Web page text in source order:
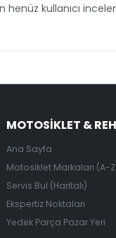
henüz kullanıcı
MOTOSIKLET &
Ana Sayfa
Motosiklet Markaları (A-
Servis Bul (Haritalı)
Ekspertiz Noktaları
Yedek Parça Pazar Yeri